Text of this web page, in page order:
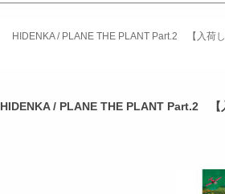
HIDENKA / PLANE THE PLANT Part.2 【入荷
/ PLANE THE PLANT Part.2 【